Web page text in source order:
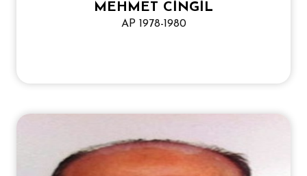
MEHMET CİNGİL
AP 1978-1980